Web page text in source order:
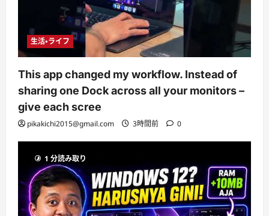
生活・ライフ
This app changed my workflow. Instead of
sharing one Dock across all your monitors –
give each scree
pikakichi2015@gmail.com 3時間前 0
1 分読み取り